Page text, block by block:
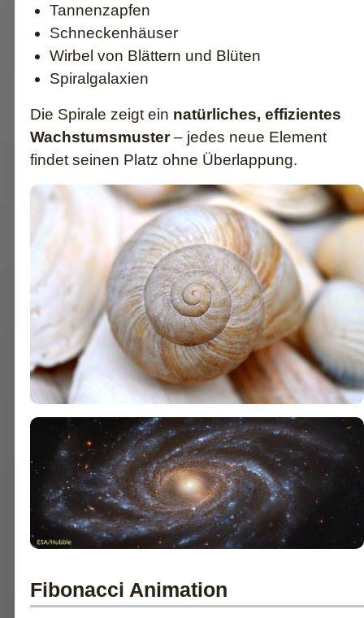
Tannenzapfen
Schneckenhäuser
Wirbel von Blättern und Blüten
Spiralgalaxien
Die Spirale zeigt ein natürliches, effizientes
Wachstumsmuster– jedes neue Element
findet seinen Platz ohne Überlappung.
Fibonacci Animation